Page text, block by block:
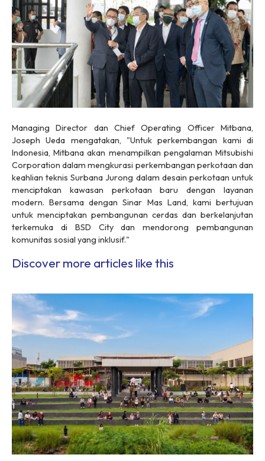
Managing Director dan Chief Operating Officer Mitbana,
Joseph Ueda mengatakan, "Untuk perkembangan kami di
Indonesia, Mitbana akan menampilkan pengalaman Mitsubishi
Corporation dalam mengkurasi perkembangan perkotaan dan
keahlian teknis Surbana Jurong dalam desain perkotaan untuk
menciptakan kawasan perkotaan baru dengan layanan
modern. Bersama dengan Sinar Mas Land, kami bertujuan
untuk menciptakan pembangunan cerdas dan berkelanjutan
terkemuka di BSD City dan mendorong pembangunan
komunitas sosial yang inklusif."
Discover more articles like this